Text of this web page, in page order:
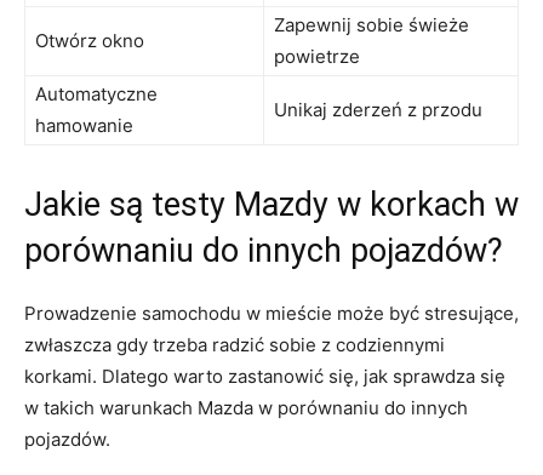
Otwórz ‌okno
Zapewnij​ sobie⁣ świeże
‌powietrze
Automatyczne
⁤hamowanie
Unikaj ⁢zderzeń z przodu
Jakie są testy Mazdy w ⁢korkach w
porównaniu do innych‌ pojazdów?
Prowadzenie samochodu w mieście ⁤może być‌ stresujące,
zwłaszcza⁤ gdy trzeba radzić sobie z codziennymi
korkami.⁢ Dlatego ​warto zastanowić​ się, jak sprawdza się
w takich warunkach Mazda w porównaniu do innych⁣
pojazdów.